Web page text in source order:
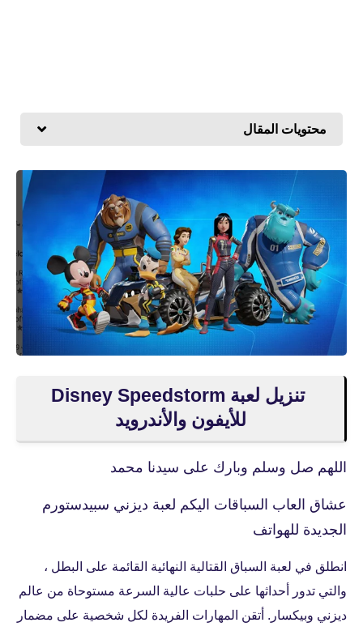
محتويات المقال
تنزيل لعبة Disney Speedstorm
للأيفون والأندرويد
اللهم صل وسلم وبارك على سيدنا محمد
عشاق العاب السباقات اليكم لعبة ديزني سبيدستورم
الجديدة للهواتف
انطلق في لعبة السباق القتالية النهائية القائمة على البطل ،
والتي تدور أحداثها على حلبات عالية السرعة مستوحاة من عالم
ديزني وبيكسار. أتقن المهارات الفريدة لكل شخصية على مضمار